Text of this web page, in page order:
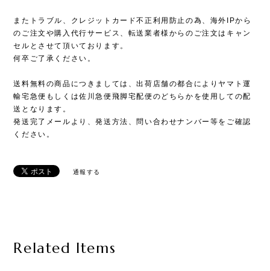
またトラブル、クレジットカード不正利用防止の為、海外IPから
のご注文や購入代行サービス、転送業者様からのご注文はキャン
セルとさせて頂いております。
何卒ご了承ください。
送料無料の商品につきましては、出荷店舗の都合によりヤマト運
輸宅急便もしくは佐川急便飛脚宅配便のどちらかを使用しての配
送となります。
発送完了メールより、発送方法、問い合わせナンバー等をご確認
ください。
通報する
Related Items